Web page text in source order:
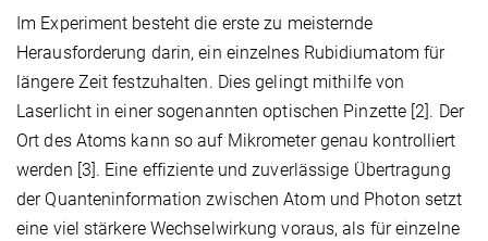
Im Experiment besteht die erste zu meisternde
Herausforderung darin, ein einzelnes Rubidiumatom für
längere Zeit festzuhalten. Dies gelingt mithilfe von
Laserlicht in einer sogenannten optischen Pinzette [2]. Der
Ort des Atoms kann so auf Mikrometer genau kontrolliert
werden [3]. Eine effiziente und zuverlässige Übertragung
der Quanteninformation zwischen Atom und Photon setzt
eine viel stärkere Wechselwirkung voraus, als für einzelne